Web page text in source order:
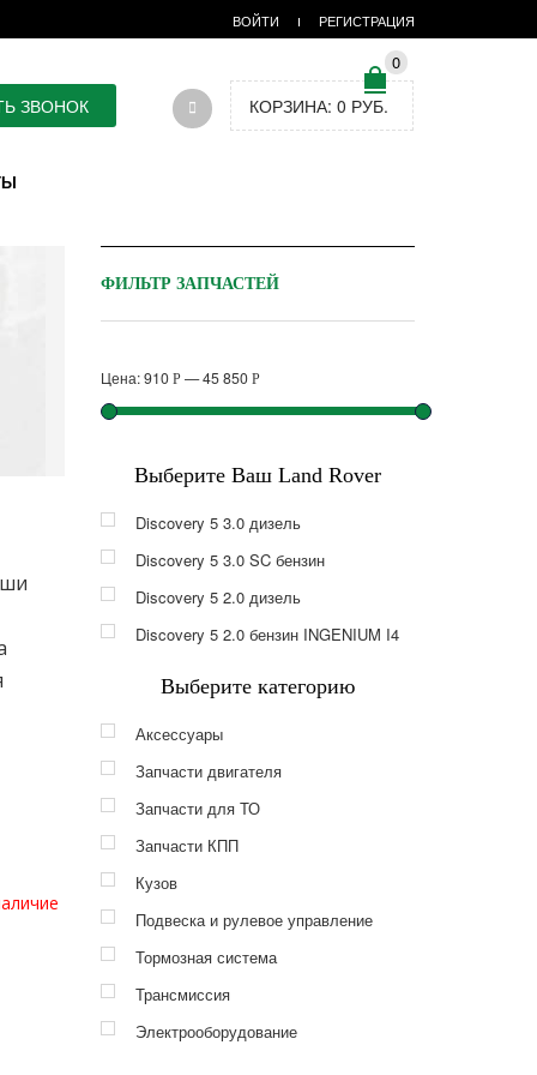
ВОЙТИ РЕГИСТРАЦИЯ
ЗВОНОК
0
КОРЗИНА: 0 РУБ.
ФИЛЬТР ЗАПЧАСТЕЙ
Цена:910 Р—45 850 Р
Выберите Ваш Land Rover
Discovery 5 3.0 дизель
Discovery 5 3.0 SC бензин
Discovery 5 2.0 дизель
Discovery 5 2.0 бензин INGENIUM I4
Выберите категорию
Аксессуары
Запчасти двигателя
Запчасти для ТО
Запчасти КПП
Кузов
Подвеска и рулевое управление
Тормозная система
Трансмиссия
Электрооборудование